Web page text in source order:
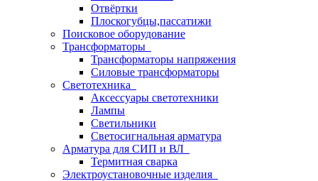
Отвёртки
Плоскогубцы,пассатижи
Поисковое оборудование
Трансформаторы
Трансформаторы напряжения
Силовые трансформаторы
Светотехника
Аксессуары светотехники
Лампы
Светильники
Светосигнальная арматура
Арматура для СИП и ВЛ
Термитная сварка
Электроустановочные изделия